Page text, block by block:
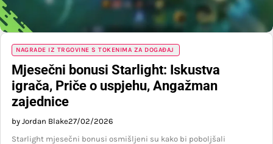
NAGRADE IZ TRGOVINE S TOKENIMA ZA DOGAĐAJ
Mjesečni bonusi Starlight: Iskustva
igrača, Priče o uspjehu, Angažman
zajednice
by Jordan Blake27/02/2026
Starlight mjesečni bonusi osmišljeni su kako bi poboljšali